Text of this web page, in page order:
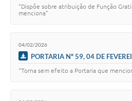
“Dispõe sobre atribuição de Função
menciona”
04/02/2026
PORTARIA Nº 59, 04 DE
“Torna sem efeito a Portaria que